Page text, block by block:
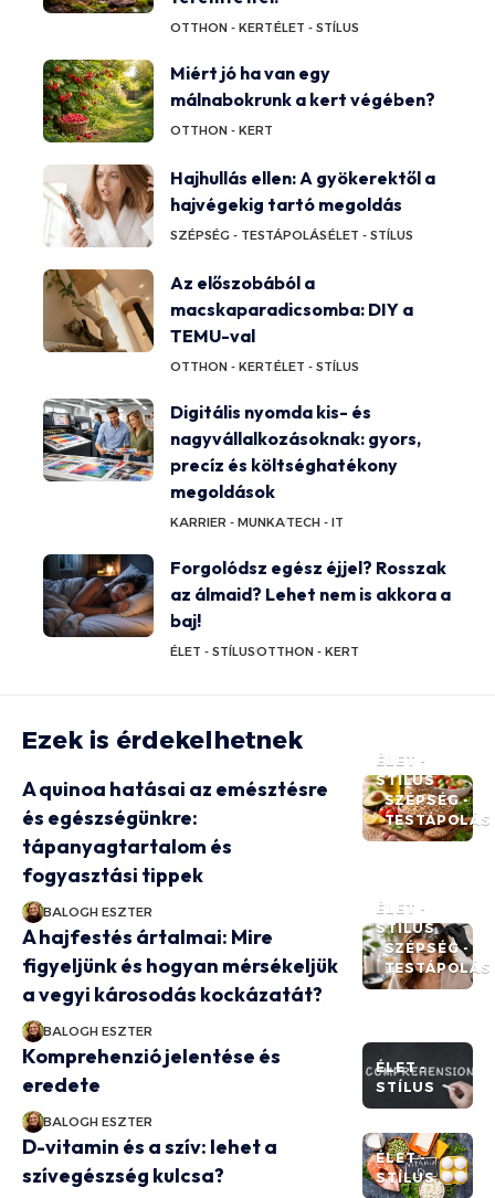
OTTHON - KERTÉLET - STÍLUS
Miért jó ha van egy
málnabokrunk a kert végében?
OTTHON - KERT
Hajhullás ellen: A gyökerektől a
hajvégekig tartó megoldás
SZÉPSÉG - TESTÁPOLÁSÉLET - STÍLUS
Az előszobából a
macskaparadicsomba: DIY a
TEMU-val
OTTHON - KERTÉLET - STÍLUS
Digitális nyomda kis- és
nagyvállalkozásoknak: gyors,
precíz és költséghatékony
megoldások
KARRIER - MUNKATECH - IT
Forgolódsz egész éjjel? Rosszak
az álmaid? Lehet nem is akkora a
baj!
ÉLET - STÍLUSOTTHON - KERT
Ezek is érdekelhetnek
ÉLET -
STÍLUS
SZÉPSÉG -
TESTÁPOLÁS
A quinoa hatásai az emésztésre
és egészségünkre:
tápanyagtartalom és
fogyasztási tippek
BALOGH ESZTER
ÉLET -
STÍLUS
SZÉPSÉG -
TESTÁPOLÁS
A hajfestés ártalmai: Mire
figyeljünk és hogyan mérsékeljük
a vegyi károsodás kockázatát?
BALOGH ESZTER
ÉLET -
STÍLUS
Komprehenzió jelentése és
eredete
BALOGH ESZTER
ÉLET -
STÍLUS
D-vitamin és a szív: lehet a
szívegészség kulcsa?